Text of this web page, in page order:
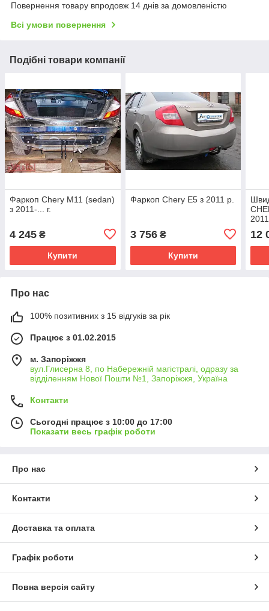
Повернення товару впродовж 14 днів за домовленістю
Всі умови повернення
Подібні товари компанії
Фаркоп Chery M11 (sedan)
з 2011-... г.
4 245 ₴
Купити
Фаркоп Chery E5 з 2011 р.
3 756₴
Купити
12
Про нас
100% позитивних з 15 відгуків за рік
Працює з 01.02.2015
м. Запоріжжя
вул.Глисерна 8, по Набережній магістралі, одразу за
відділенням Нової Пошти №1, Запоріжжя, Україна
Контакти
Сьогодні працює з 10:00 до 17:00
Показати весь графік роботи
Про нас
Контакти
Доставка та оплата
Графік роботи
Повна версія сайту